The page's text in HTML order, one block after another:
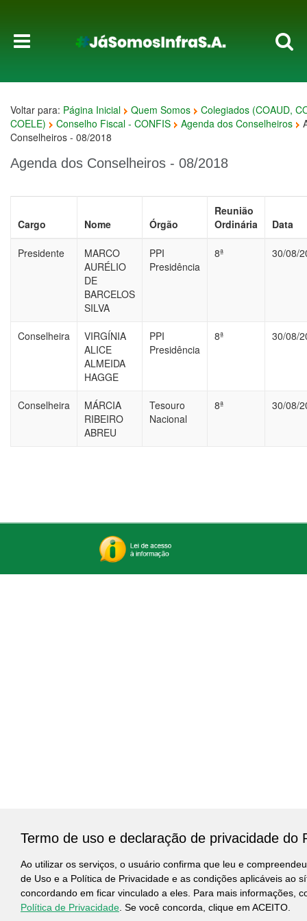
Voltar para: Página Inicial Quem Somos
Colegiados (COAUD,
COELE)
Conselho Fiscal - CONFIS Agenda dos Conselheiros
Conselheiros - 08/2018
Agenda dos Conselheiros - 08/2018
Cargo Nome Órgão
Reunião
Ordinária
Data
Presidente
MARCO
AURÉLIO
DE
BARCELOS
SILVA
PPI
Presidência
8ª 30/08/
Conselheira
VIRGÍNIA
ALICE
ALMEIDA
HAGGE
PPI
Presidência
8ª 30/08/
Conselheira
MÁRCIA
RIBEIRO
ABREU
Tesouro
Nacional
8ª 30/08/
Termo de uso e declaração de privacidade do
Ao utilizar os serviços, o usuário confirma que leu e
de Uso e a Política de Privacidade e as condições aplicáveis ao
concordando em ficar vinculado a eles. Para mais informações,
Política de Privacidade . Se você concorda, clique em ACEITO.